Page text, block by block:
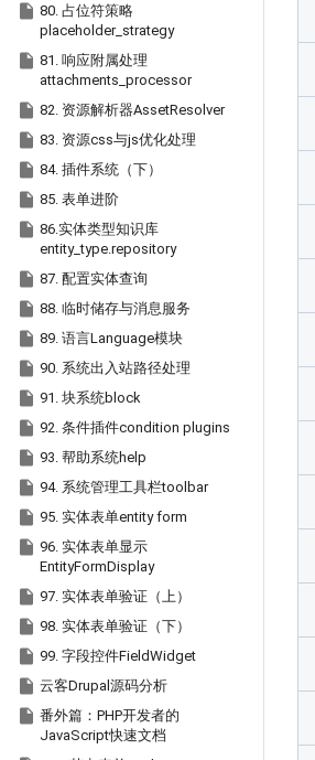
 80. 占位符策略
placeholder_strategy
 81. 响应附属处理
attachments_processor
 82. 资源解析器AssetResolver
 83. 资源css与js优化处理
 84. 插件系统（下）
 85. 表单进阶
 86.实体类型知识库
entity_type.repository
 87. 配置实体查询
 88. 临时储存与消息服务
 89. 语言Language模块
 90. 系统出入站路径处理
 91. 块系统block
 92. 条件插件condition plugins
 93. 帮助系统help
 94. 系统管理工具栏toolbar
 95. 实体表单entity form
 96. 实体表单显示
EntityFormDisplay
 97. 实体表单验证（上）
 98. 实体表单验证（下）
 99. 字段控件FieldWidget
 云客Drupal源码分析
 番外篇：PHP开发者的
JavaScript快速文档